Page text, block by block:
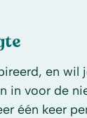
en wil
in voor de
één keer